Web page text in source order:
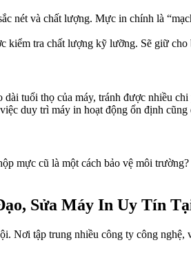
nét và chất lượng. Mực in chính là
kiểm tra chất lượng kỹ lưỡng. Sẽ giữ
tuổi thọ của máy, tránh được nhiều
duy trì máy in hoạt động ổn định
mực cũ là một cách bảo vệ môi
Sửa Máy In Uy Tín
tập trung nhiều công ty công